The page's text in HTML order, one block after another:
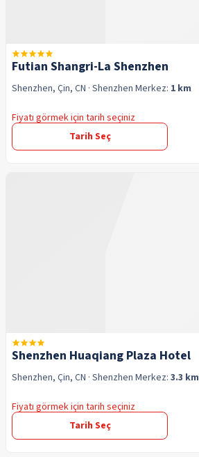
Futian Shangri-La Shenzhen
Shenzhen, Çin, CN · Shenzhen Merkez: 1 km
Fiyatı görmek için tarih seçiniz
Tarih Seç
Shenzhen Huaqiang Plaza Hotel
Shenzhen, Çin, CN · Shenzhen Merkez: 3.3 km
Fiyatı görmek için tarih seçiniz
Tarih Seç